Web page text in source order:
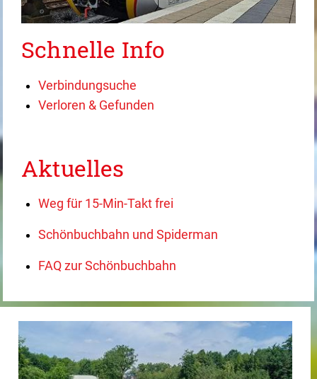
Schnelle Info
Verbindungsuche
Verloren & Gefunden
Aktuelles
Weg für 15-Min-Takt frei
Schönbuchbahn und Spiderman
FAQ zur Schönbuchbahn